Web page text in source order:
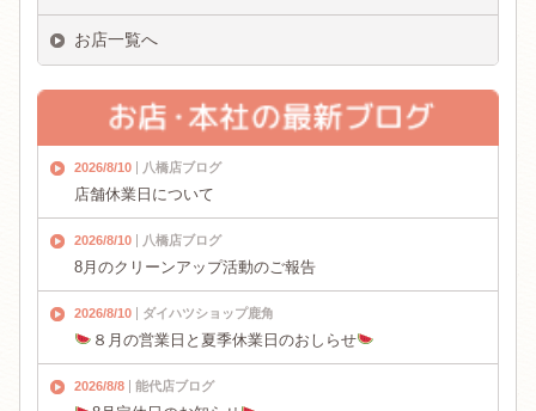
お店一覧へ
2026/8/10 八橋店ブログ
店舗休業日について
2026/8/10 八橋店ブログ
8月のクリーンアップ活動のご報告
2026/8/10 ダイハツショップ鹿角
８月の営業日と夏季休業日のおしらせ
2026/8/8 能代店ブログ